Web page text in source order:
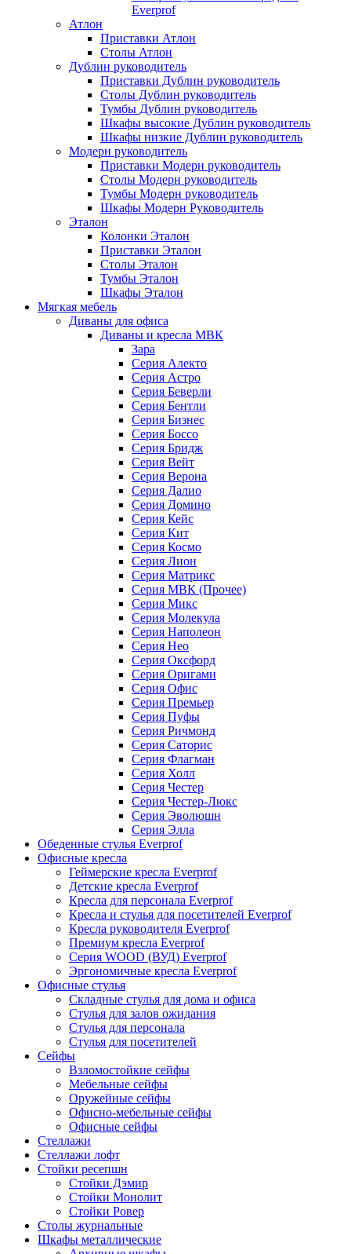
Everprof
Атлон
Приставки Атлон
Столы Атлон
Дублин руководитель
Приставки Дублин руководитель
Столы Дублин руководитель
Тумбы Дублин руководитель
Шкафы высокие Дублин руководитель
Шкафы низкие Дублин руководитель
Модерн руководитель
Приставки Модерн руководитель
Столы Модерн руководитель
Тумбы Модерн руководитель
Шкафы Модерн Руководитель
Эталон
Колонки Эталон
Приставки Эталон
Столы Эталон
Тумбы Эталон
Шкафы Эталон
Мягкая мебель
Диваны для офиса
Диваны и кресла МВК
Зара
Серия Алекто
Серия Астро
Серия Беверли
Серия Бентли
Серия Бизнес
Серия Боссо
Серия Бридж
Серия Вейт
Серия Верона
Серия Далио
Серия Домино
Серия Кейс
Серия Кит
Серия Космо
Серия Лион
Серия Матрикс
Серия МВК (Прочее)
Серия Микс
Серия Молекула
Серия Наполеон
Серия Нео
Серия Оксфорд
Серия Оригами
Серия Офис
Серия Премьер
Серия Пуфы
Серия Ричмонд
Серия Саторис
Серия Флагман
Серия Холл
Серия Честер
Серия Честер-Люкс
Серия Эволюшн
Серия Элла
Обеденные стулья Everprof
Офисные кресла
Геймерские кресла Everprof
Детские кресла Everprof
Кресла для персонала Everprof
Кресла и стулья для посетителей Everprof
Кресла руководителя Everprof
Премиум кресла Everprof
Серия WOOD (ВУД) Everprof
Эргономичные кресла Everprof
Офисные стулья
Складные стулья для дома и офиса
Стулья для залов ожидания
Стулья для персонала
Стулья для посетителей
Сейфы
Взломостойкие сейфы
Мебельные сейфы
Оружейные сейфы
Офисно-мебельные сейфы
Офисные сейфы
Стеллажи
Стеллажи лофт
Стойки ресепшн
Стойки Дэмир
Стойки Монолит
Стойки Ровер
Столы журнальные
Шкафы металлические